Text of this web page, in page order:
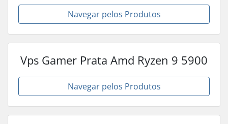
Navegar pelos Produtos
Vps Gamer Prata Amd Ryzen 9 5900
Navegar pelos Produtos